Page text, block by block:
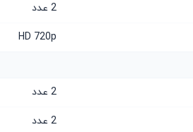
2 عدد
HD 720p
2 عدد
2 عدد